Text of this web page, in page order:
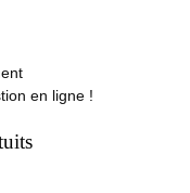
en ligne !